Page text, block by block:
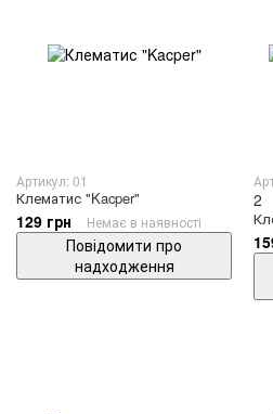
Артикул: 01
Клематис "Kacper"
129 грн Немає в наявності
Повідомити про
надходження
2